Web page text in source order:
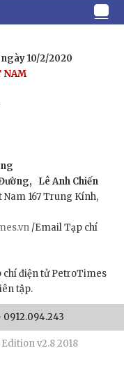
10/2/2020
NAM
Lê Anh Chiến
167 Trung Kính,
/Email Tạp chí
chí điện tử PetroTimes
tập.
v2.8 2018